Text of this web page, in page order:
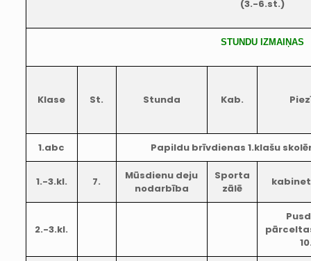
(3.-6.st.)
STUNDU IZMAIŅAS
Klase St. Stunda Kab.
1.abc Papildu brīvdienas 1.klašu
1.-3.kl. 7.
Mūsdienu deju
nodarbība
Sporta
zālē
2.-3.kl.